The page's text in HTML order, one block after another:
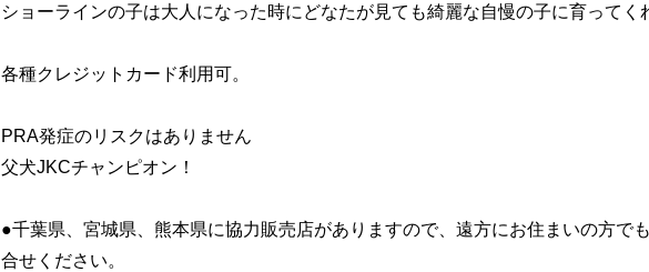
ショーラインの子は大人になった時にどなたが見ても綺麗な自慢の子に育ってく
各種クレジットカード利用可。
PRA発症のリスクはありません
父犬JKCチャンピオン！
●千葉県、宮城県、熊本県に協力販売店がありますので、遠方にお住まいの方で
合せください。